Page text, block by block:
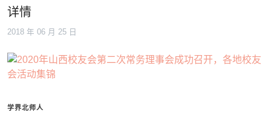
详情
2018 年 06 月 25 日
学界北师人